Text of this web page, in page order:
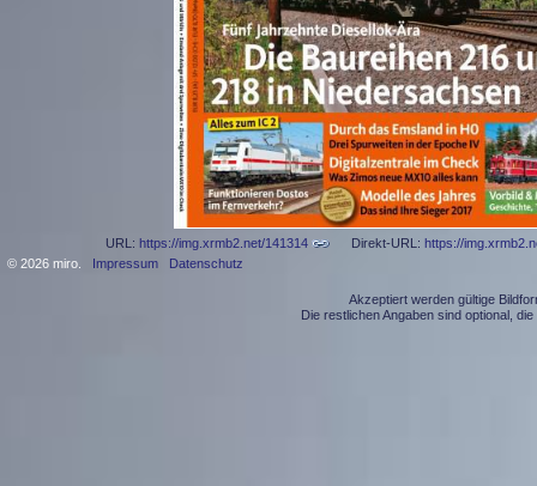
URL: https://img.xrmb2.net/141314 Direkt-URL: https://
© 2026 miro. Impressum Datenschutz
Akzeptiert werden gültige
Die restlichen Angaben sind optional,